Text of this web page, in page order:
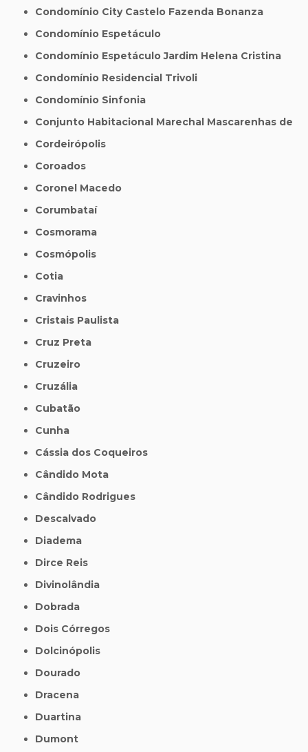
Condomínio City Castelo Fazenda Bonanza
Condomínio Espetáculo
Condomínio Espetáculo Jardim Helena Cristina
Condomínio Residencial Trivoli
Condomínio Sinfonia
Conjunto Habitacional Marechal Mascarenhas de
Cordeirópolis
Coroados
Coronel Macedo
Corumbataí
Cosmorama
Cosmópolis
Cotia
Cravinhos
Cristais Paulista
Cruz Preta
Cruzeiro
Cruzália
Cubatão
Cunha
Cássia dos Coqueiros
Cândido Mota
Cândido Rodrigues
Descalvado
Diadema
Dirce Reis
Divinolândia
Dobrada
Dois Córregos
Dolcinópolis
Dourado
Dracena
Duartina
Dumont